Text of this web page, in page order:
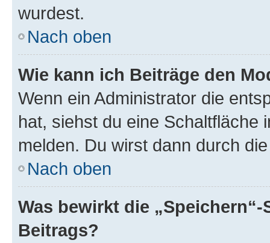
wurdest.
Nach oben
Wie kann ich Beiträge den
Wenn ein Administrator die
hat, siehst du eine Schaltfläche
melden. Du wirst dann durch
Nach oben
Was bewirkt die
Beitrags?